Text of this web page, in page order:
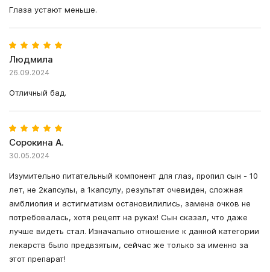
Глаза устают меньше.
Людмила
26.09.2024
Отличный бад.
Сорокина А.
30.05.2024
Изумительно питательный компонент для глаз, пропил сын - 10
лет, не 2капсулы, а 1капсулу, результат очевиден, сложная
амблиопия и астигматизм остановилились, замена очков не
потребовалась, хотя рецепт на руках! Сын сказал, что даже
лучше видеть стал. Изначально отношение к данной категории
лекарств было предвзятым, сейчас же только за именно за
этот препарат!